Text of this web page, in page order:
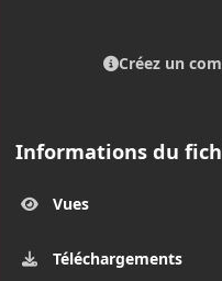
Créez un
Informations du
Vues
Téléchargements